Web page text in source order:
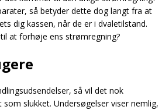
så betyder dette dog langt fra at
dig kassen, når de er i dvaletilstand.
at forhøje ens strømregning?
så vil det nok
slukket. Undersøgelser viser nemlig,